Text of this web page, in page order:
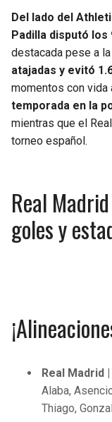
Del lado del
Padilla disputó los
destacada pese a
atajadas y evitó
momentos con vida
temporada en la
mientras que el
torneo español.
Real
goles y
Real Madrid |
Alaba,
Thiago,